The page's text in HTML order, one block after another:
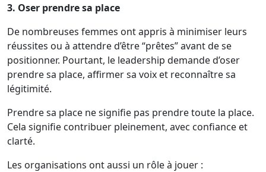
3. Oser prendre sa place
De nombreuses femmes ont appris à minimiser leurs
réussites ou à attendre d’être “prêtes” avant de se
positionner. Pourtant, le leadership demande d’oser
prendre sa place, affirmer sa voix et reconnaître sa
légitimité.
Prendre sa place ne signifie pas prendre toute la place.
Cela signifie contribuer pleinement, avec confiance et
clarté.
Les organisations ont aussi un rôle à jouer :